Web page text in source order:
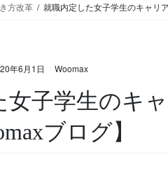
方改革 就職内定した女子学生のキャリ
年6月1日 Woomax
女子学生のキ
ブログ】